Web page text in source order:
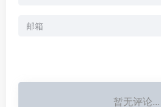
暂无评论...